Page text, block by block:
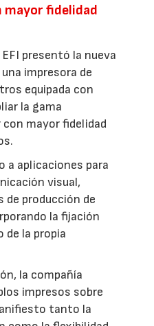
fidelidad
presentó la nueva
impresora de
equipada con
la gama
mayor fidelidad
a aplicaciones para
visual,
de producción de
la fijación
de la propia
la compañía
impresos sobre
tanto la